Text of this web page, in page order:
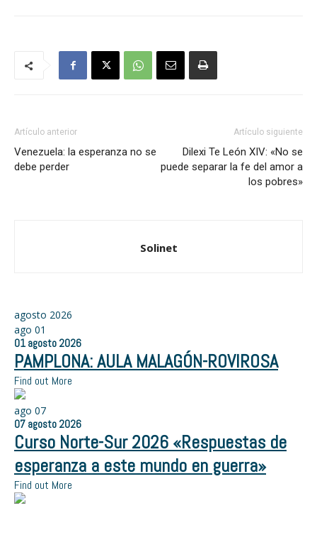
Artículo anterior
Venezuela: la esperanza no se
debe perder
Artículo siguiente
Dilexi Te León XIV: «No se
puede separar la fe del amor a
los pobres»
Solinet
agosto 2026
ago 01
01 agosto 2026
PAMPLONA: AULA MALAGÓN-ROVIROSA
Find out More
ago 07
07 agosto 2026
Curso Norte-Sur 2026 «Respuestas de
esperanza a este mundo en guerra»
Find out More